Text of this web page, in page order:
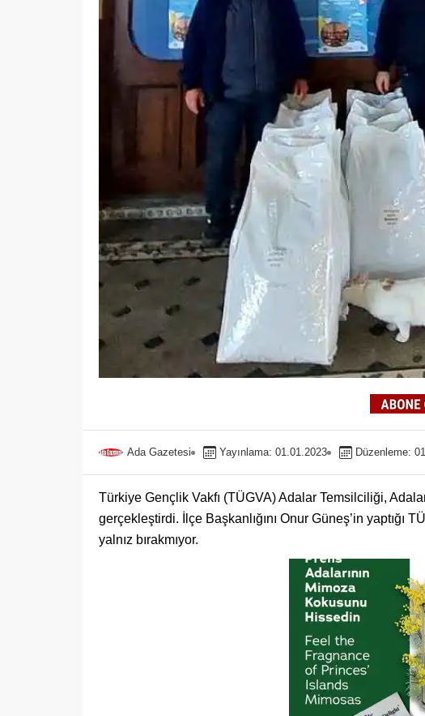
Ada Gazetesi Yayınlama: 01.01.2023 Düzenleme:
Türkiye Gençlik Vakfı (TÜGVA) Adalar Temsilciliği,
gerçekleştirdi. İlçe Başkanlığını Onur Güneş’in yaptığı
yalnız bırakmıyor.